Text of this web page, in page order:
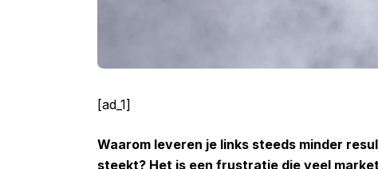
[ad_1]
Waarom leveren je links steeds minder
steekt? Het is een frustratie die veel